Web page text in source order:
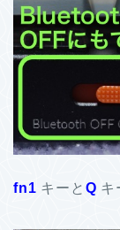
fn1 キーと Q キ